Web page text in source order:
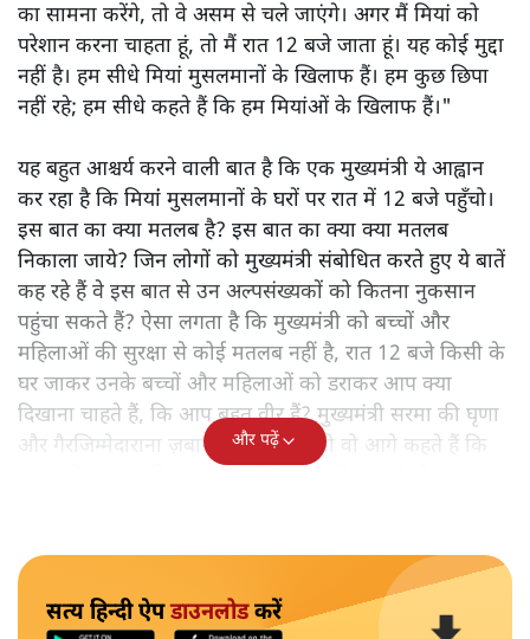
का सामना करेंगे, तो वे असम से चले जाएंगे। अगर मैं मियां को
परेशान करना चाहता हूं, तो मैं रात 12 बजे जाता हूं। यह कोई मुद्दा
नहीं है। हम सीधे मियां मुसलमानों के खिलाफ हैं। हम कुछ छिपा
नहीं रहे; हम सीधे कहते हैं कि हम मियांओं के खिलाफ हैं।"
यह बहुत आश्चर्य करने वाली बात है कि एक मुख्यमंत्री ये आह्वान
कर रहा है कि मियांं मुसलमानों के घरों पर रात में 12 बजे पहुँचो।
इस बात का क्या मतलब है? इस बात का क्या क्या मतलब
निकाला जाये? जिन लोगों को मुख्यमंत्री संबोधित करते हुए ये बातें
कह रहे हैं वे इस बात से उन अल्पसंख्यकों को कितना नुकसान
पहुंचा सकते हैं? ऐसा लगता है कि मुख्यमंत्री को बच्चों और
महिलाओं की सुरक्षा से कोई मतलब नहीं है, रात 12 बजे किसी के
घर जाकर उनके बच्चों और महिलाओं को डराकर आप क्या
दिखाना चाहते हैं, कि आप बहुत वीर हैं? मुख्यमंत्री सरमा की घृणा
और गैरजिम्मेदाराना ज़बान यहीं नहीं रुकती वो आगे कहते हैं कि
और पढ़ें
सत्य हिन्दी ऐपडाउनलोडकरें